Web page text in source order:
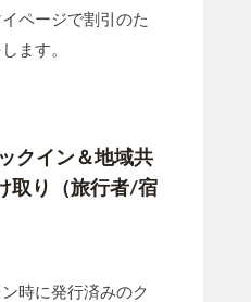
ページで割引のた
ます。
イン＆地域共
取り（旅行者/宿
時に発行済みのク